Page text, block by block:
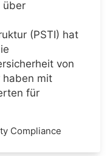
über
(PSTI) hat
von
haben mit
für
Compliance